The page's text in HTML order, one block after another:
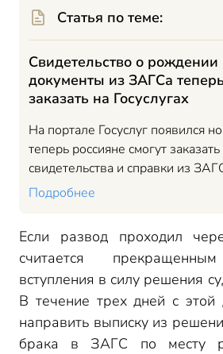
Статья по теме:
Свидетельство о рождении
документы из ЗАГСа
заказать на Госуслугах
На портале Госуслуг появился
теперь россияне смогут
свидетельства и справки из
Подробнее
Если развод проходил
считается
вступления в силу решения
В течение трех дней с этой
направить выписку из
брака в ЗАГС по месту